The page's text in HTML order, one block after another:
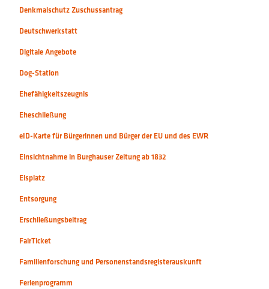
Denkmalschutz Zuschussantrag
Deutschwerkstatt
Digitale Angebote
Dog-Station
Ehefähigkeitszeugnis
Eheschließung
eID-Karte für Bürgerinnen und Bürger der EU und des EWR
Einsichtnahme in Burghauser Zeitung ab 1832
Eisplatz
Entsorgung
Erschließungsbeitrag
FairTicket
Familienforschung und Personenstandsregisterauskunft
Ferienprogramm